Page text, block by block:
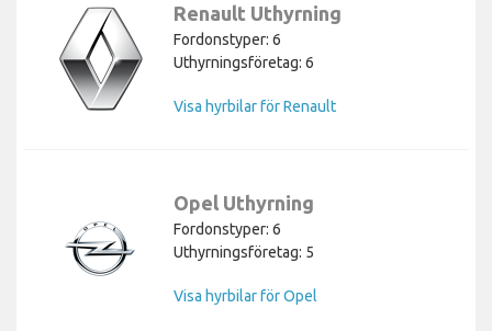
Renault Uthyrning
Fordonstyper: 6
Uthyrningsföretag: 6
Visa hyrbilar för Renault
Opel Uthyrning
Fordonstyper: 6
Uthyrningsföretag: 5
Visa hyrbilar för Opel